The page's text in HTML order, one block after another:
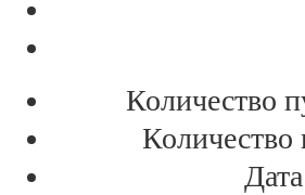
Количество
Количество